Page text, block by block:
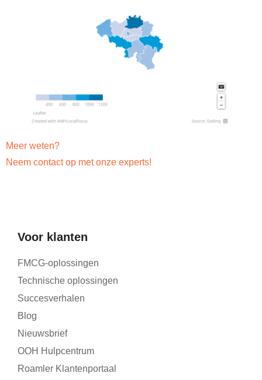
Meer weten?
Neem contact op met onze experts!
Voor klanten
FMCG-oplossingen
Technische oplossingen
Succesverhalen
Blog
Nieuwsbrief
OOH Hulpcentrum
Roamler Klantenportaal